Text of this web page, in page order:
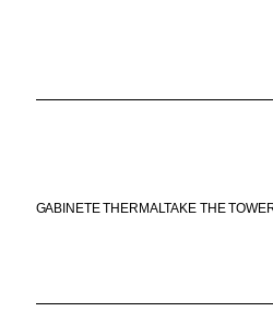
GABINETE THERMALTAKE THE